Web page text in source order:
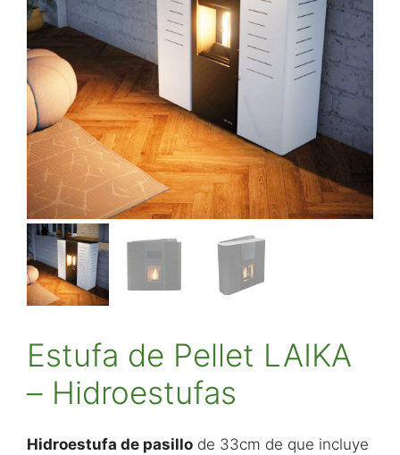
Estufa de Pellet LAIKA
– Hidroestufas
Hidroestufa de pasillo de 33cm de que incluye